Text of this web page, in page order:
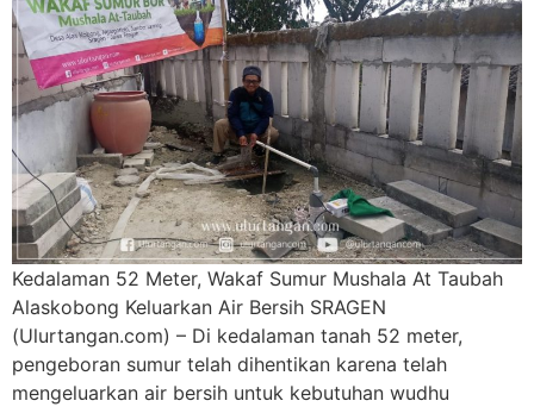
Kedalaman 52 Meter, Wakaf Sumur Mushala At Taubah
Alaskobong Keluarkan Air Bersih SRAGEN
(Ulurtangan.com) – Di kedalaman tanah 52 meter,
pengeboran sumur telah dihentikan karena telah
mengeluarkan air bersih untuk kebutuhan wudhu